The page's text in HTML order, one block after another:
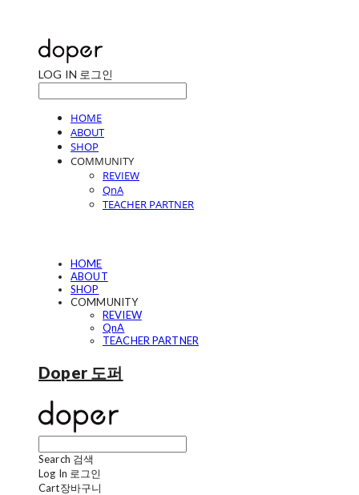
LOG IN 로그인
HOME
ABOUT
SHOP
COMMUNITY
REVIEW
QnA
TEACHER PARTNER
HOME
ABOUT
SHOP
COMMUNITY
REVIEW
QnA
TEACHER PARTNER
Doper 도퍼
Search 검색
Log In 로그인
Cart장바구니